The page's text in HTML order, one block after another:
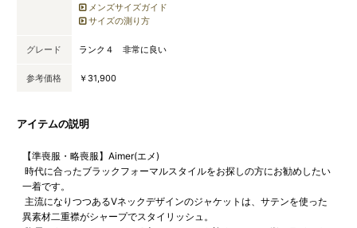
メンズサイズガイド
サイズの測り方
グレード ランク４ 非常に良い
参考価格 ￥31,900
アイテムの説明
【準喪服・略喪服】Aimer(エメ)
時代に合ったブラックフォーマルスタイルをお探しの方にお勧めしたい
一着です。
主流になりつつあるVネックデザインのジャケットは、サテンを使った
異素材二重襟がシャープでスタイリッシュ。